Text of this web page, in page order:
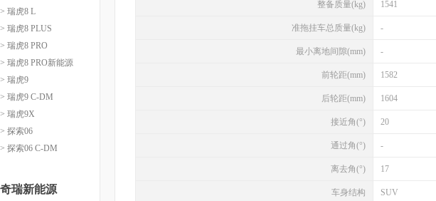
> 瑞虎8 L
> 瑞虎8 PLUS
> 瑞虎8 PRO
> 瑞虎8 PRO新能源
> 瑞虎9
> 瑞虎9 C-DM
> 瑞虎9X
> 探索06
> 探索06 C-DM
奇瑞新能源
整备质量(kg) 1541
准拖挂车总质量(kg) -
最小离地间隙(mm) -
前轮距(mm) 1582
后轮距(mm) 1604
接近角(°) 20
通过角(°) -
离去角(°) 17
车身结构 SUV